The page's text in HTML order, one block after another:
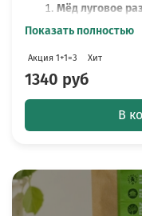
Мёд луговое
Через месяц он
ненадолго в
собран
района.баночка
Пастилайсы
полезная
(в
производстве),
Показать полностью
Акция 1+1=3 Хит
1340 руб
В